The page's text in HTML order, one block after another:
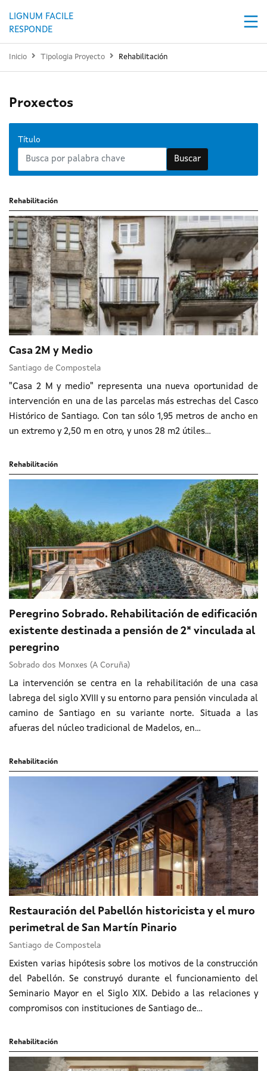
LIGNUM FACILE
RESPONDE
Inicio Tipologia Proyecto Rehabilitación
Proxectos
Título
Buscar
Rehabilitación
Casa 2M y Medio
Santiago de Compostela
"Casa 2 M y medio" representa una nueva oportunidad de
intervención en una de las parcelas más estrechas del Casco
Histórico de Santiago. Con tan sólo 1,95 metros de ancho en
un extremo y 2,50 m en otro, y unos 28 m2 útiles...
Rehabilitación
Peregrino Sobrado. Rehabilitación de edificación
existente destinada a pensión de 2* vinculada al
peregrino
Sobrado dos Monxes (A Coruña)
La intervención se centra en la rehabilitación de una casa
labrega del siglo XVIII y su entorno para pensión vinculada al
camino de Santiago en su variante norte. Situada a las
afueras del núcleo tradicional de Madelos, en...
Rehabilitación
Restauración del Pabellón historicista y el muro
perimetral de San Martín Pinario
Santiago de Compostela
Existen varias hipótesis sobre los motivos de la construcción
del Pabellón. Se construyó durante el funcionamiento del
Seminario Mayor en el Siglo XIX. Debido a las relaciones y
compromisos con instituciones de Santiago de...
Rehabilitación